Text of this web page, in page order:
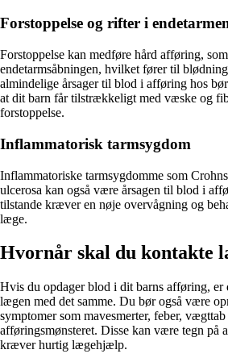
Forstoppelse og rifter i
Forstoppelse kan medføre hård afføring,
endetarmsåbningen, hvilket fører til
almindelige årsager til blod i afføring hos
at dit barn får tilstrækkeligt med væske og
forstoppelse.
Inflammatorisk tarmsygdom
Inflammatoriske tarmsygdomme som
ulcerosa kan også være årsagen til blod i
tilstande kræver en nøje overvågning og
læge.
Hvornår skal du kontakte
Hvis du opdager blod i dit barns afføring, er
lægen med det samme. Du bør også være
symptomer som mavesmerter, feber,
afføringsmønsteret. Disse kan være tegn på
kræver hurtig lægehjælp.